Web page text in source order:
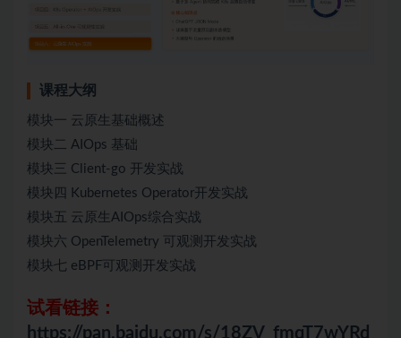
课程大纲
模块一 云原生基础概述
模块二 AIOps 基础
模块三 Client-go 开发实战
模块四 Kubernetes Operator开发实战
模块五 云原生AIOps综合实战
模块六 OpenTelemetry 可观测开发实战
模块七 eBPF可观测开发实战
试看链接：
https://pan.baidu.com/s/18ZV_fmqT7wYRd